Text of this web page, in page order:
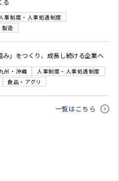
事制度・人事処遇制度
製造
み」をつくり、成長し続ける企業へ
州・沖縄
人事制度・人事処遇制度
食品・アグリ
一覧はこちら